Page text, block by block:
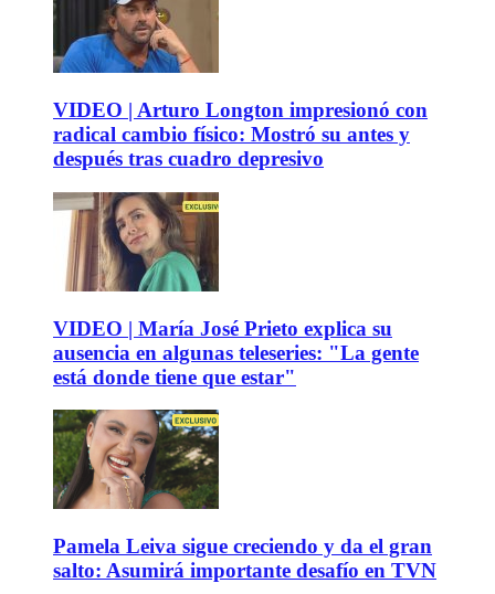
VIDEO | Arturo Longton impresionó con
radical cambio físico: Mostró su antes y
después tras cuadro depresivo
VIDEO | María José Prieto explica su
ausencia en algunas teleseries: "La gente
está donde tiene que estar"
Pamela Leiva sigue creciendo y da el gran
salto: Asumirá importante desafío en TVN